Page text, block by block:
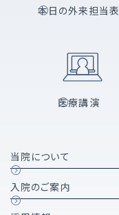
本日の外来担当表
医療講演
当院について
入院のご案内